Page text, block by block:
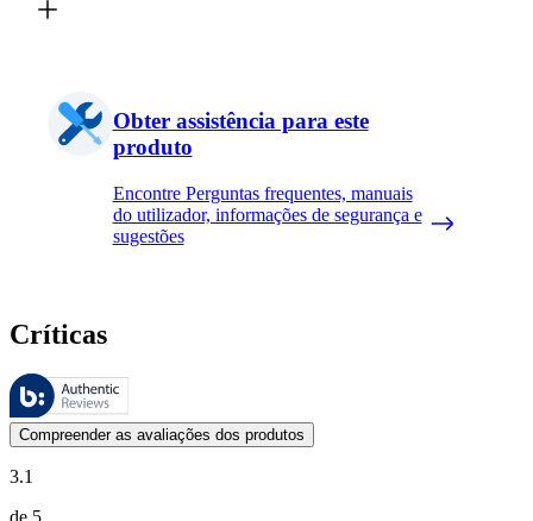
Obter assistência para este
produto
Encontre Perguntas frequentes, manuais
do utilizador, informações de segurança e
sugestões
Críticas
Estas avaliações são geridas pela Bazaarvoice e estão em
As opiniões dos clientes na forma de classificação do produto com
Compreender as avaliações dos produtos
3.1